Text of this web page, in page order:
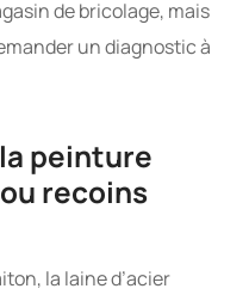
de bricolage, mais
un diagnostic à
peinture
recoins
la laine d’acier